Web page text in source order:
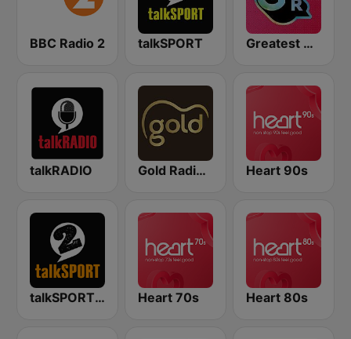
BBC Radio 2 talkSPORT Greatest Hits Radio
talkRADIO Gold Radio UK Heart 90s
talkSPORT 2 Heart 70s Heart 80s